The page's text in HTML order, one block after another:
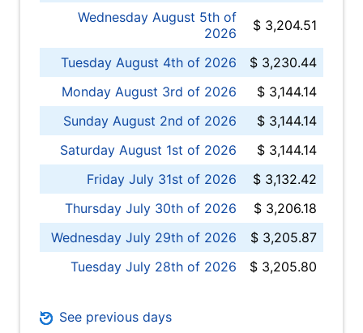
Wednesday August 5th of
2026
$ 3,204.51
Tuesday August 4th of 2026
$ 3,230.44
Monday August 3rd of 2026
$ 3,144.14
Sunday August 2nd of 2026
$ 3,144.14
Saturday August 1st of 2026
$ 3,144.14
Friday July 31st of 2026
$ 3,132.42
Thursday July 30th of 2026
$ 3,206.18
Wednesday July 29th of 2026
$ 3,205.87
Tuesday July 28th of 2026
$ 3,205.80
See previous days